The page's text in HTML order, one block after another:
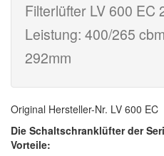
Filterlüfter LV 600 EC
Leistung: 400/265
292mm
Original Hersteller-Nr. LV 600 EC
Die Schaltschranklüfter der
Vorteile: